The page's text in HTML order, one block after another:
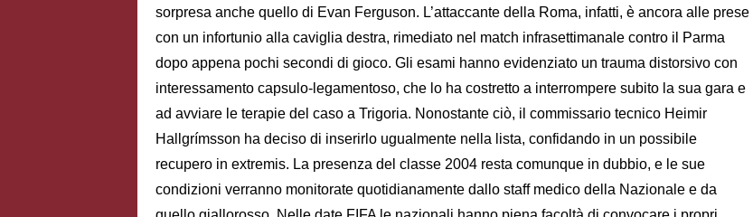
sorpresa anche quello di Evan Ferguson. L’attaccante della Roma, infatti, è ancora alle prese
con un infortunio alla caviglia destra, rimediato nel match infrasettimanale contro il Parma
dopo appena pochi secondi di gioco. Gli esami hanno evidenziato un trauma distorsivo con
interessamento capsulo-legamentoso, che lo ha costretto a interrompere subito la sua gara e
ad avviare le terapie del caso a Trigoria. Nonostante ciò, il commissario tecnico Heimir
Hallgrímsson ha deciso di inserirlo ugualmente nella lista, confidando in un possibile
recupero in extremis. La presenza del classe 2004 resta comunque in dubbio, e le sue
condizioni verranno monitorate quotidianamente dallo staff medico della Nazionale e da